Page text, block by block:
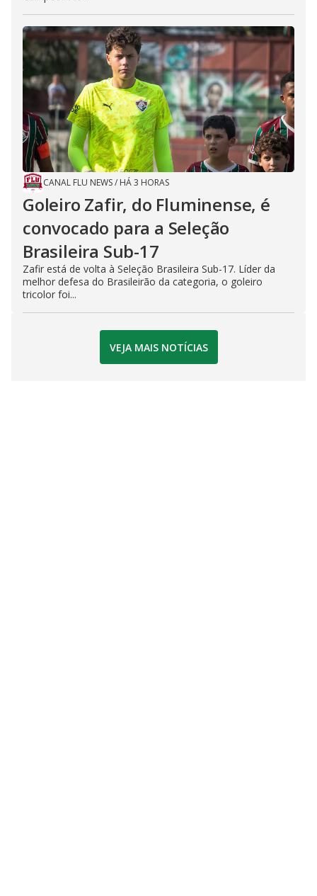
CANAL FLU NEWS/ HÁ 3 HORAS
Goleiro Zafir, do Fluminense, é
convocado para a Seleção
Brasileira Sub-17
Zafir está de volta à Seleção Brasileira Sub-17. Líder da
melhor defesa do Brasileirão da categoria, o goleiro
tricolor foi...
VEJA MAIS NOTÍCIAS